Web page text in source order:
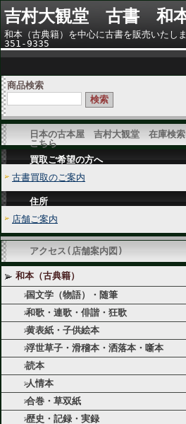
吉村大観堂 古書 和
和本（古典籍）を中心に古書を販売いた
351-9335
商品検索
日本の古本屋 吉村大観堂 在庫検
こちら
買取ご希望の方へ
古書買取のご案内
住所
店舗ご案内
アクセス(店舗案内図)
和本（古典籍）
国文学（物語）・随筆
和歌・連歌・俳諧・狂歌
黄表紙・子供絵本
浮世草子・滑稽本・洒落本・噺本
読本
人情本
合巻・草双紙
歴史・記録・実録